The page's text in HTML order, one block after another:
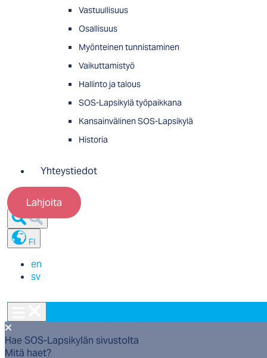
Vastuullisuus
Osallisuus
Myön­tei­nen tun­nis­ta­minen
Vaikuttamistyö
Hallinto ja talous
SOS-Lapsikylä työpaikkana
Kansainvälinen SOS-Lapsikylä
Historia
Yhteystiedot
Lahjoita
FI
en
sv
Hae SOS-Lapsikylän sivustolta
Mitä haet?